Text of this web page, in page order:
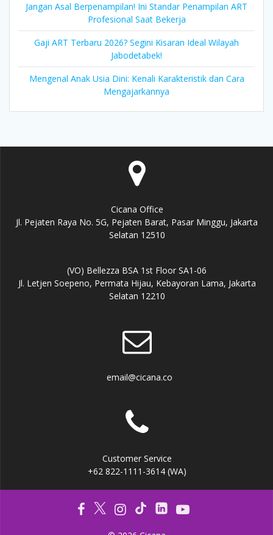
Jangan Asal Berpenampilan! Ini Standar Penampilan ART
Profesional Saat Bekerja
Gaji ART Terbaru 2026? Segini Kisaran Ideal Wilayah
Jabodetabek!
Mengenal Anak Usia Dini: Kenali Karakteristik dan Cara
Mengajarkannya
Cicana Office
Jl. Pejaten Raya No. 5G, Pejaten Barat, Pasar Minggu, Jakarta
Selatan 12510
(VO) Bellezza BSA 1st Floor SA1-06
Jl. Letjen Soepeno, Permata Hijau, Kebayoran Lama, Jakarta
Selatan 12210
email@cicana.co
Customer Service
+62 822-1111-3614 (WA)